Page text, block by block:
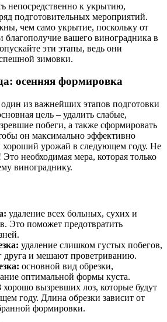
непосредственно к укрытию,
подготовительных мероприятий.
чем само укрытие, поскольку от
благополучие вашего виноградника в
эти этапы, ведь они
зимовки.
осенняя формировка
один из важнейших этапов подготовки
цель – удалить слабые,
побеги, а также сформировать
он максимально эффективно
хороший урожай в следующем году. Не
Это необходимая мера, которая только
винограднику.
удаление всех больных, сухих и
Это поможет предотвратить
удаление слишком густых побегов,
друга и мешают проветриванию.
основной вид обрезки,
оптимальной формы куста.
вызревших лоз, которые будут
году. Длина обрезки зависит от
формировки.